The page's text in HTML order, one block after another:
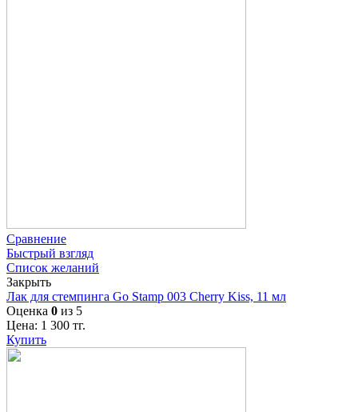
Сравнение
Быстрый взгляд
Список желаний
Закрыть
Лак для стемпинга Go Stamp 003 Cherry Kiss, 11 мл
Оценка 0 из 5
Цена: 1 300 тг.
Купить